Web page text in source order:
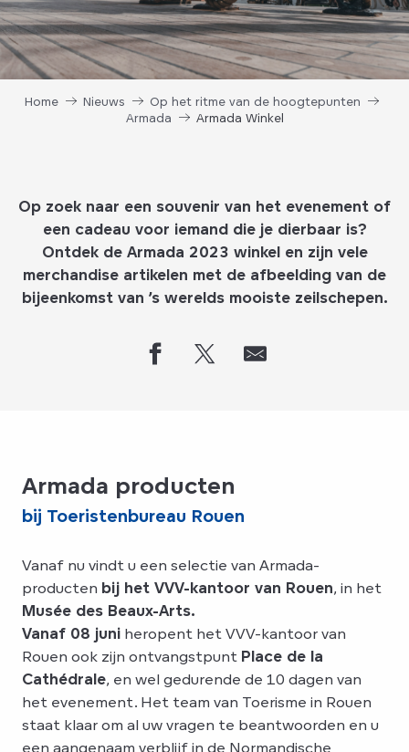
Home Nieuws
Op het ritme van de hoogtepunten
Armada
Armada Winkel
Op zoek naar een souvenir van het evenement of
een cadeau voor iemand die je dierbaar is?
Ontdek de Armada 2023 winkel en zijn vele
merchandise artikelen met de afbeelding van de
bijeenkomst van ’s werelds mooiste zeilschepen.
Armada producten
bij Toeristenbureau Rouen
Vanaf nu vindt u een selectie van Armada-
producten bij het VVV-kantoor van Rouen, in het
Musée des Beaux-Arts.
Vanaf 08 juni heropent het VVV-kantoor van
Rouen ook zijn ontvangstpunt Place de la
Cathédrale, en wel gedurende de 10 dagen van
het evenement. Het team van Toerisme in Rouen
staat klaar om al uw vragen te beantwoorden en u
een aangenaam verblijf in de Normandische